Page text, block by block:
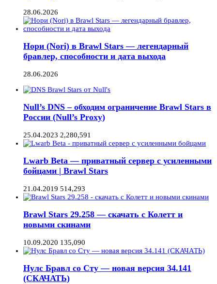
28.06.2026
Нори (Nori) в Brawl Stars — легендарный
бравлер, способности и дата выхода
28.06.2026
Null’s DNS – обходим ограничение Brawl Stars в
России (Null’s Proxy)
25.04.2023 2,280,591
Lwarb Beta — приватный сервер с усиленными
бойцами | Brawl Stars
21.04.2019 514,293
Brawl Stars 29.258 — скачать с Колетт и
новыми скинами
10.09.2020 135,090
Нулс Бравл со Сту — новая версия 34.141
(СКАЧАТЬ)